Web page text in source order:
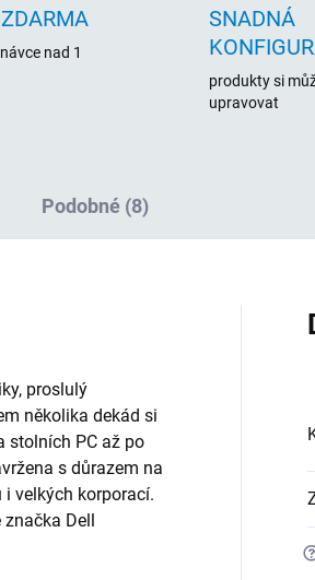
nad 1
SNADNÁ
produkty si
upravovat
Podobné (8)
proslulý
několika dekád si
stolních PC až po
s důrazem na
velkých korporací.
Dell
?